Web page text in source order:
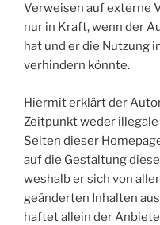
Verweisen auf externe
nur in Kraft, wenn der
hat und er die Nutzung
verhindern könnte.
Hiermit erklärt der
Zeitpunkt weder
Seiten dieser
auf die Gestaltung
weshalb er sich von
geänderten Inhalten
haftet allein der